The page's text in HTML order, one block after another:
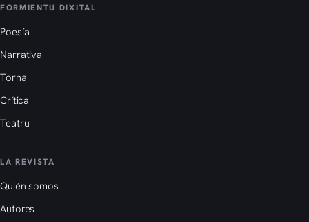
FORMIENTU DIXITAL
Poesía
Narrativa
Torna
Crítica
Teatru
LA REVISTA
Quién somos
Autores